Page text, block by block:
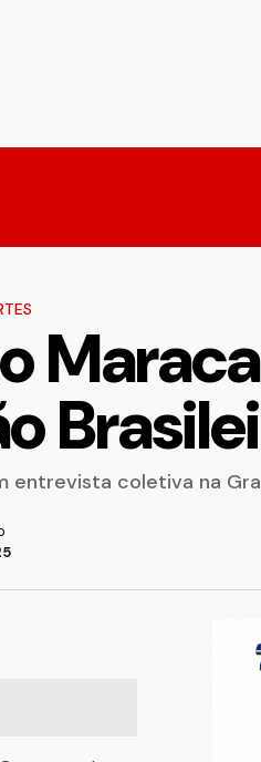
coletiva na